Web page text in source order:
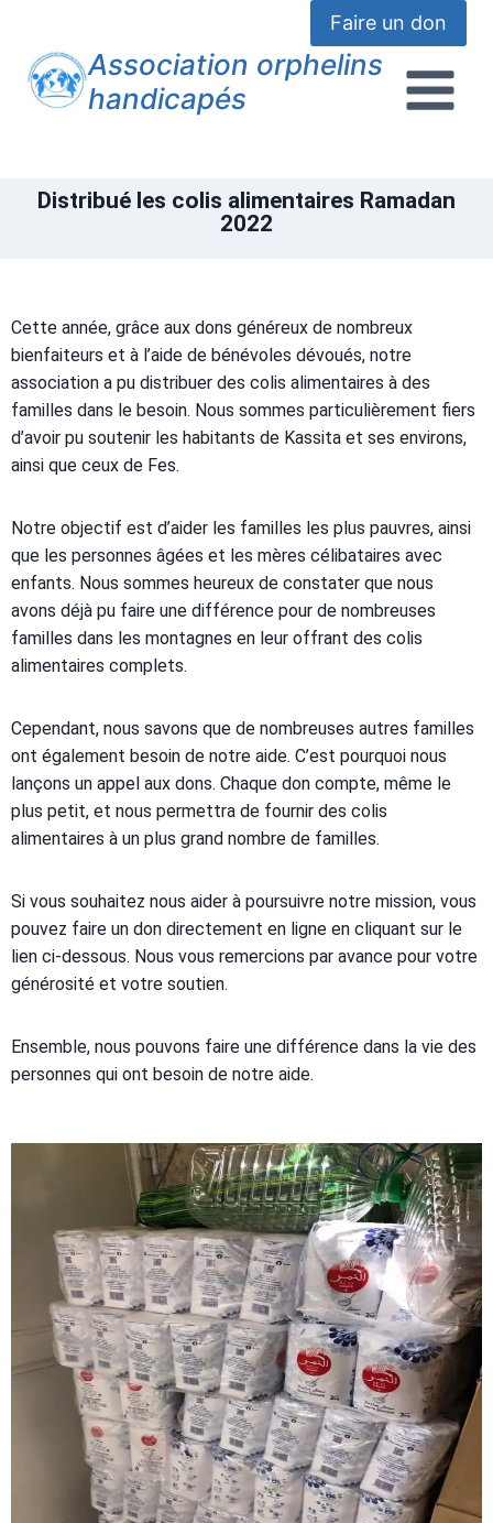
Faire un don
Association orphelins
handicapés
Distribué les colis alimentaires Ramadan
2022
Cette année, grâce aux dons généreux de nombreux
bienfaiteurs et à l’aide de bénévoles dévoués, notre
association a pu distribuer des colis alimentaires à des
familles dans le besoin. Nous sommes particulièrement fiers
d’avoir pu soutenir les habitants de Kassita et ses environs,
ainsi que ceux de Fes.
Notre objectif est d’aider les familles les plus pauvres, ainsi
que les personnes âgées et les mères célibataires avec
enfants. Nous sommes heureux de constater que nous
avons déjà pu faire une différence pour de nombreuses
familles dans les montagnes en leur offrant des colis
alimentaires complets.
Cependant, nous savons que de nombreuses autres familles
ont également besoin de notre aide. C’est pourquoi nous
lançons un appel aux dons. Chaque don compte, même le
plus petit, et nous permettra de fournir des colis
alimentaires à un plus grand nombre de familles.
Si vous souhaitez nous aider à poursuivre notre mission, vous
pouvez faire un don directement en ligne en cliquant sur le
lien ci-dessous. Nous vous remercions par avance pour votre
générosité et votre soutien.
Ensemble, nous pouvons faire une différence dans la vie des
personnes qui ont besoin de notre aide.